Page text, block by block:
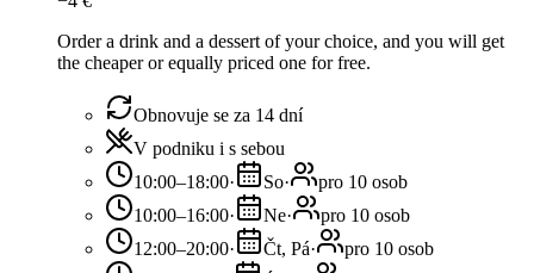
Order a drink and a dessert of your choice, and you will get
the cheaper or equally priced one for free.
Obnovuje se za 14 dní
V podniku i s sebou
10:00–18:00· So·
pro 10 osob
10:00–16:00· Ne·
pro 10 osob
12:00–20:00· Čt, Pá·
pro 10 osob